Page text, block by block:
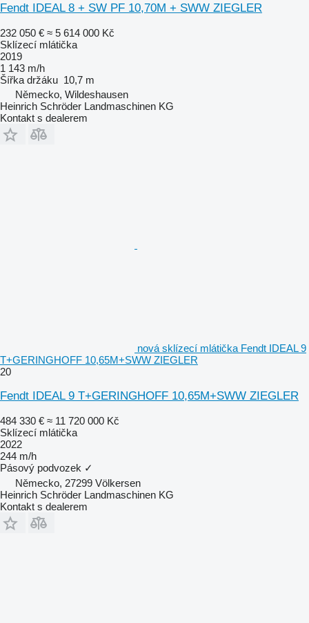
Fendt IDEAL 8 + SW PF 10,70M + SWW ZIEGLER
232 050 € ≈ 5 614 000 Kč
Sklízecí mlátička
2019
1 143 m/h
Šířka držáku 10,7 m
Německo, Wildeshausen
Heinrich Schröder Landmaschinen KG
Kontakt s dealerem
nová sklízecí mlátička Fendt IDEAL 9
T+GERINGHOFF 10,65M+SWW ZIEGLER
20
Fendt IDEAL 9 T+GERINGHOFF 10,65M+SWW ZIEGLER
484 330 € ≈ 11 720 000 Kč
Sklízecí mlátička
2022
244 m/h
Pásový podvozek ✓
Německo, 27299 Völkersen
Heinrich Schröder Landmaschinen KG
Kontakt s dealerem